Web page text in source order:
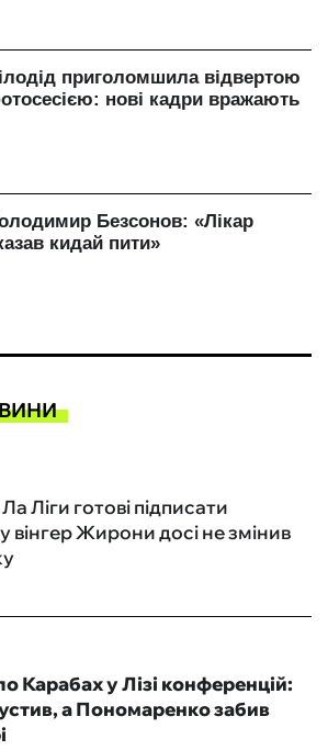
Ліги готові підписати
вінгер Жирони досі не змінив
Карабах у Лізі конференцій:
а Пономаренко забив